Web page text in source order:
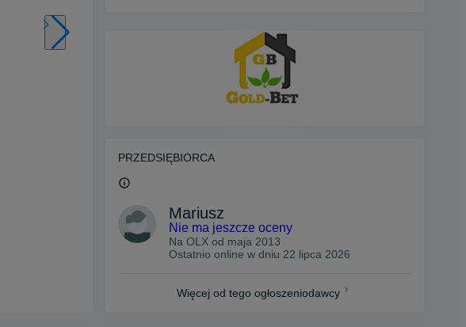
PRZEDSIĘBIORCA
Mariusz
Nie ma jeszcze oceny
Na OLX od maja 2013
Ostatnio online w dniu 22 lipca 2026
Więcej od tego ogłoszeniodawcy